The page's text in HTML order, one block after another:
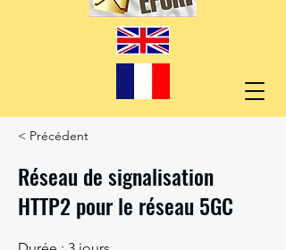
< Précédent
Réseau de signalisation
HTTP2 pour le réseau 5GC